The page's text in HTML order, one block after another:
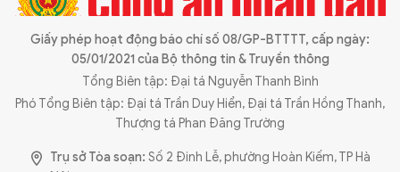
Giấy phép hoạt động báo chí số 08/GP-BTTTT, cấp ngày:
05/01/2021 của Bộ thông tin & Truyền thông
Tổng Biên tập: Đại tá Nguyễn Thanh Bình
Phó Tổng Biên tập: Đại tá Trần Duy Hiển, Đại tá Trần Hồng Thanh,
Thượng tá Phan Đăng Trường
Trụ sở Tòa soạn: Số 2 Đinh Lễ, phường Hoàn Kiếm, TP Hà